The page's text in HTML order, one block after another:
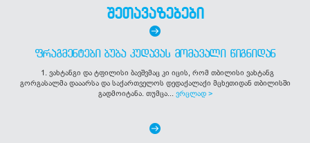
შეთავაზებები
ᲤᲠᲐᲒᲛᲔᲜᲢᲔᲑᲘ ᲑᲣᲑᲐ ᲙᲣᲓᲐᲕᲐᲡ ᲛᲝᲛᲐᲕᲐᲚᲘ ᲬᲘᲒᲜᲘᲓᲐᲜ
1. ვახტანგი და ტფილისი ბავშვმაც კი იცის, რომ თბილისი ვახტანგ
გორგასალმა დააარსა და საქართველოს დედაქალაქი მცხეთიდან თბილისში
გადმოიტანა. თუმცა... ვრცლად >